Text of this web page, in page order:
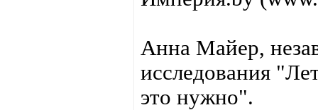
Анна Майер,
исследования
это нужно".